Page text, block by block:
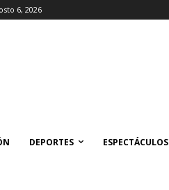
6, 2026
DEPORTES ESPECTÁCULOS